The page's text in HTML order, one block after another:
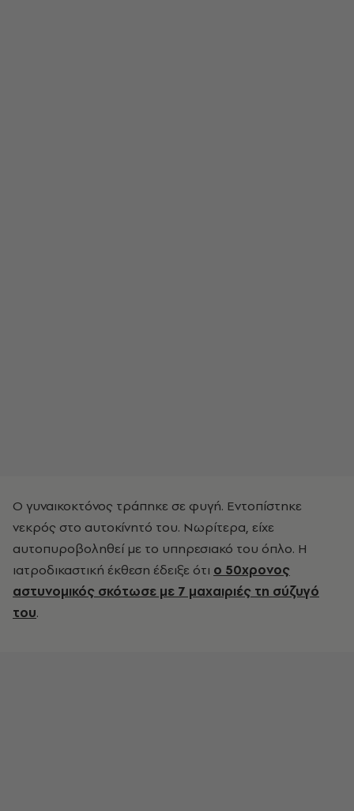
Ο γυναικοκτόνος τράπηκε σε φυγή. Εντοπίστηκε
νεκρός στο αυτοκίνητό του. Νωρίτερα, είχε
αυτοπυροβοληθεί με το υπηρεσιακό του όπλο. Η
ιατροδικαστική έκθεση έδειξε ότι ο 50χρονος
αστυνομικός σκότωσε με 7 μαχαιριές τη σύζυγό
του.